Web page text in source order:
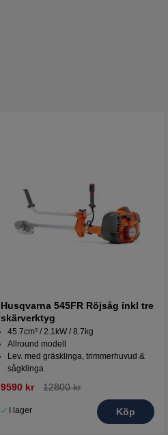
Husqvarna 545FR Röjsåg inkl tre
skärverktyg
45.7cm³ / 2.1kW / 8.7kg
Allround modell
Lev. med gräsklinga, trimmerhuvud &
sågklinga
9590 kr 12800 kr
I lager Köp